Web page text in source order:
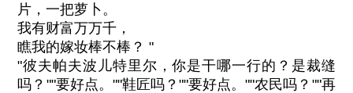
片，一把萝卜。
我有财富万万千，
瞧我的嫁妆棒不棒？ "
"彼夫帕夫波儿特里尔，你是干哪一行的？是裁缝
吗？""要好点。""鞋匠吗？""要好点。""农民吗？""再